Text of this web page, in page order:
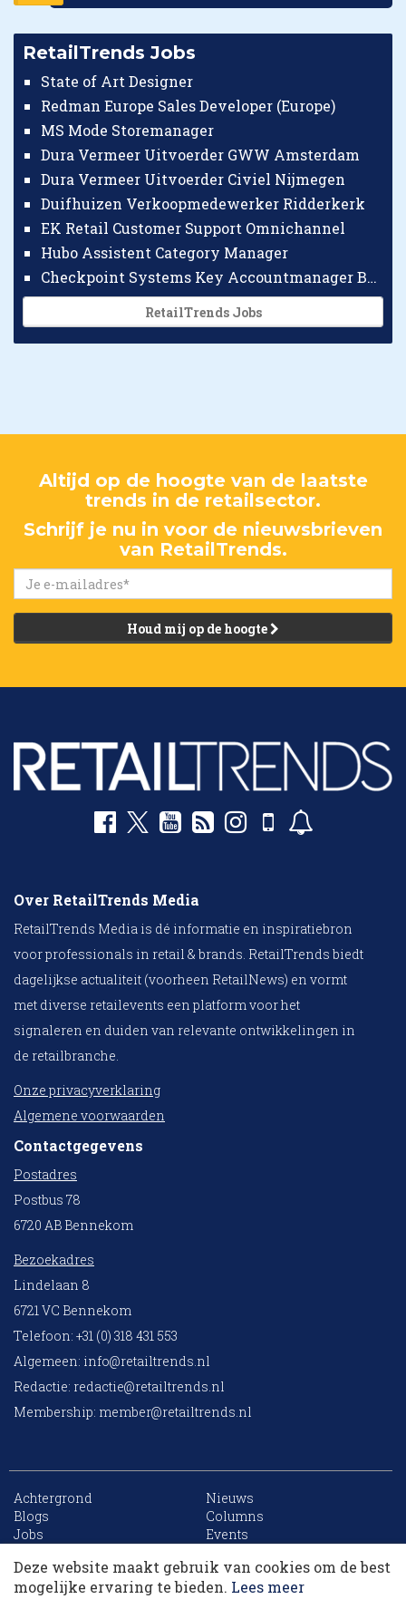
RetailTrends Jobs
State of Art Designer
Redman Europe Sales Developer (Europe)
MS Mode Storemanager
Dura Vermeer Uitvoerder GWW Amsterdam
Dura Vermeer Uitvoerder Civiel Nijmegen
Duifhuizen Verkoopmedewerker Ridderkerk
EK Retail Customer Support Omnichannel
Hubo Assistent Category Manager
Checkpoint Systems Key Accountmanager Benelux
RetailTrends Jobs
Altijd op de hoogte van de laatste
trends in de retailsector.
Schrijf je nu in voor de nieuwsbrieven
van RetailTrends.
Houd mij op de hoogte
Over RetailTrends Media
RetailTrends Media is dé informatie en inspiratiebron
voor professionals in retail & brands. RetailTrends biedt
dagelijkse actualiteit (voorheen RetailNews) en vormt
met diverse retailevents een platform voor het
signaleren en duiden van relevante ontwikkelingen in
de retailbranche.
Onze privacyverklaring
Algemene voorwaarden
Contactgegevens
Postadres
Postbus 78
6720 AB Bennekom
Bezoekadres
Lindelaan 8
6721 VC Bennekom
Telefoon: +31 (0) 318 431 553
Algemeen: info@retailtrends.nl
Redactie: redactie@retailtrends.nl
Membership: member@retailtrends.nl
Achtergrond
Nieuws
Blogs
Columns
Jobs
Events
Archief
Sitemap
Deze website maakt gebruik van cookies om de best
mogelijke ervaring te bieden. Lees meer
10 collega’s
Korting op events